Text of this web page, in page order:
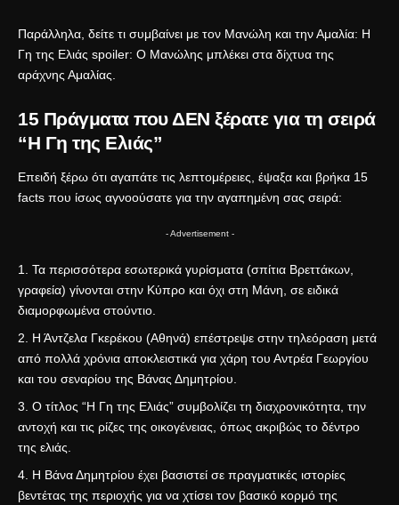
Παράλληλα, δείτε τι συμβαίνει με τον Μανώλη και την Αμαλία: Η
Γη της Ελιάς spoiler: Ο Μανώλης μπλέκει στα δίχτυα της
αράχνης Αμαλίας
15 Πράγματα που ΔΕΝ ξέρατε για τη σειρά
“Η Γη της Ελιάς”
Επειδή ξέρω ότι αγαπάτε τις λεπτομέρειες, έψαξα και βρήκα 15
facts που ίσως αγνοούσατε για την αγαπημένη σας σειρά:
- Advertisement -
Τα περισσότερα εσωτερικά γυρίσματα (σπίτια Βρεττάκων,
γραφεία) γίνονται στην Κύπρο και όχι στη Μάνη, σε ειδικά
διαμορφωμένα στούντιο.
Η Άντζελα Γκερέκου (Αθηνά) επέστρεψε στην τηλεόραση μετά
από πολλά χρόνια αποκλειστικά για χάρη του Αντρέα Γεωργίου
και του σεναρίου της Βάνας Δημητρίου.
Ο τίτλος “Η Γη της Ελιάς” συμβολίζει τη διαχρονικότητα, την
αντοχή και τις ρίζες της οικογένειας, όπως ακριβώς το δέντρο
της ελιάς.
Η Βάνα Δημητρίου έχει βασιστεί σε πραγματικές ιστορίες
βεντέτας της περιοχής για να χτίσει τον βασικό κορμό της